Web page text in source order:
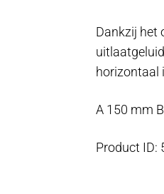
40mm
aantal
Dankzij het
horizontaal
A 150 mm
Product ID: